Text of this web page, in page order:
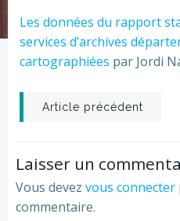
Les données du rapport
services d’archives
cartographiées par Jordi
Post
navigation
Article précédent
Laisser un
Vous devez vous connecter
commentaire.